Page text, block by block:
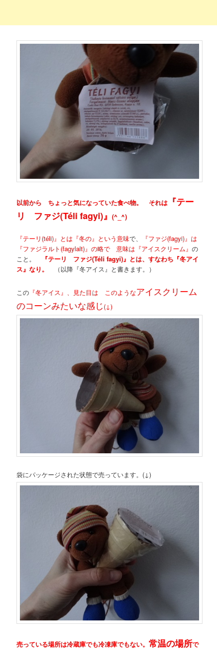
以前から ちょっと気になっていた食べ物。 それは 『テー
リ ファジ(Téli fagyi)』(^_^)
『テーリ(téli)』とは『冬の』という意味で、
『ファジ(fagyi)』は
『ファジラルト(fagylalt)』の略で 意味は『アイスクリーム』の
こと。
『テーリ ファジ(Téli fagyi)』とは、すなわち『冬アイ
ス』なり。
（以降『冬アイス』と書きます。）
この 『冬アイス』、見た目は このようなアイスクリーム
のコーンみたいな感じ(↓)
袋にパッケージされた状態で売っています。(↓)
売っている場所は冷蔵庫でも冷凍庫でもない。常温の場所で